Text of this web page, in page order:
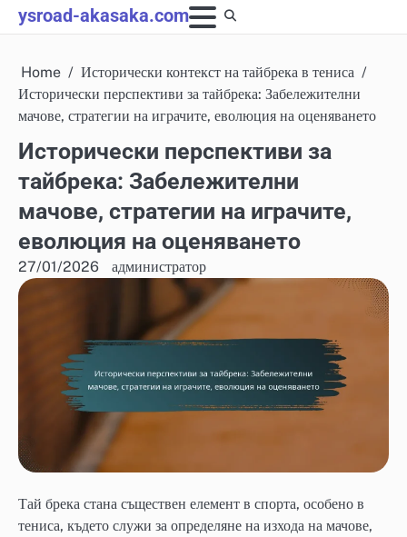
Skip
to
ysroad-akasaka.com
Home
Исторически контекст на тайбрека в тениса
Исторически перспективи за тайбрека: Забележителни
мачове, стратегии на играчите, еволюция на оценяването
Исторически перспективи за
тайбрека: Забележителни
мачове, стратегии на играчите,
еволюция на оценяването
27/01/2026 администратор
Тай брека стана съществен елемент в спорта, особено в
тениса, където служи за определяне на изхода на мачове,